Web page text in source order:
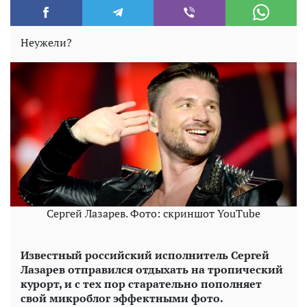
Неужели?
Сергей Лазарев. Фото: скриншот YouTube
Известный российский исполнитель Сергей
Лазарев отправился отдыхать на тропический
курорт, и с тех пор старательно пополняет
свой микроблог эффектными фото.